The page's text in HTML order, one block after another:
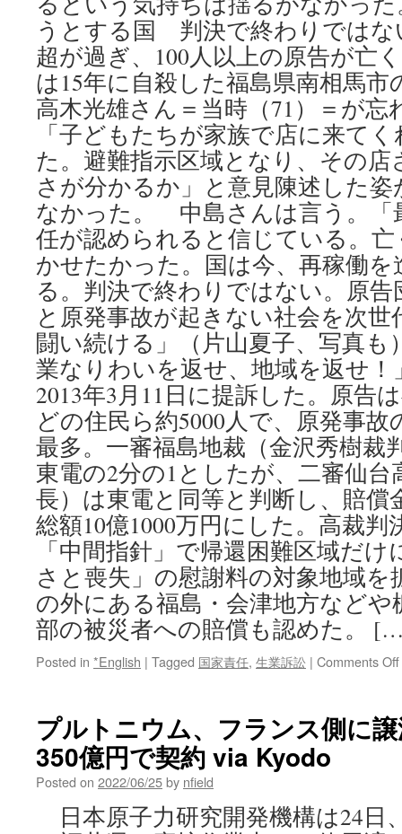
うとする国 判決で終わりでは
超が過ぎ、100人以上の原告が亡
は15年に自殺した福島県南相馬
高木光雄さん＝当時（71）＝が
「子どもたちが家族で店に来て
た。避難指示区域となり、その
さが分かるか」と意見陳述した
なかった。 中島さんは言う。「
任が認められると信じている。
かせたかった。国は今、再稼働
る。判決で終わりではない。原
と原発事故が起きない社会を次
闘い続ける」（片山夏子、写真
業なりわいを返せ、地域を返せ
2013年3月11日に提訴した。原告
どの住民ら約5000人で、原発事
最多。一審福島地裁（金沢秀樹裁
東電の2分の1としたが、二審仙台
長）は東電と同等と判断し、賠償
総額10億1000万円にした。高裁判
「中間指針」で帰還困難区域だ
さと喪失」の慰謝料の対象地域を
の外にある福島・会津地方などや
部の被災者への賠償も認めた。
Posted in *English | Tagged 国家責任, 生業訴訟 | Comments Off
プルトニウム、フランス側に
350億円で契約 via Kyodo
Posted on 2022/06/25by nfield
日本原子力研究開発機構は24日